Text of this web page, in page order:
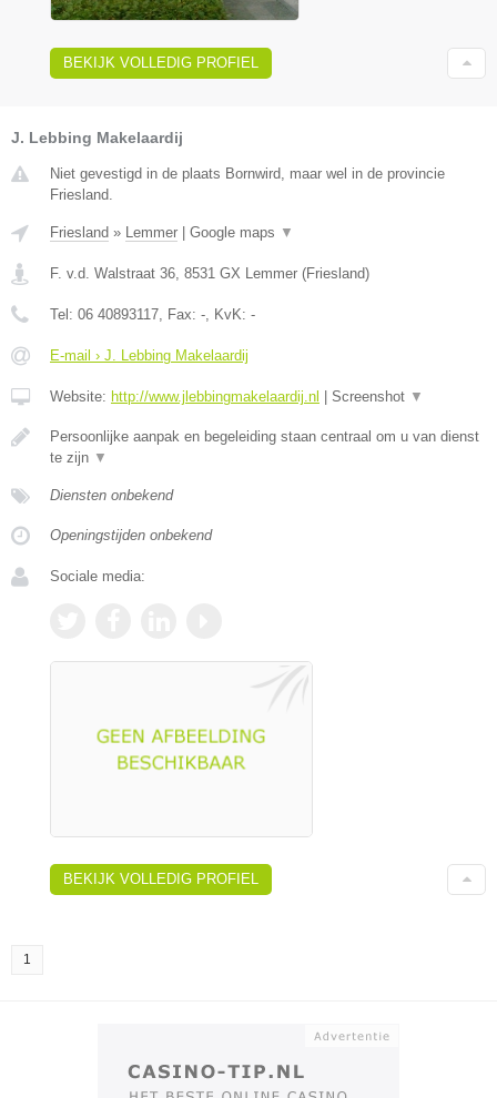
BEKIJK VOLLEDIG PROFIEL
J. Lebbing Makelaardij
Niet gevestigd in de plaats Bornwird, maar wel in de provincie
Friesland.
Friesland » Lemmer Google maps ▼
F. v.d. Walstraat 36 8531 GX Lemmer (Friesland)
Tel: 06 40893117 , Fax: - , KvK: -
E-mail › J. Lebbing Makelaardij
Website: http://www.jlebbingmakelaardij.nl Screenshot ▼
Persoonlijke aanpak en begeleiding staan centraal om u van dienst
te zijn ▼
Diensten onbekend
Openingstijden onbekend
Sociale media:
BEKIJK VOLLEDIG PROFIEL
1